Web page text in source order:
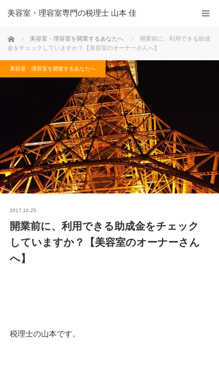
美容室・理容室専門の税理士 山本 佳
ホーム 美容室・理容室を開業するあなたへ
開業前に、利用できる助成
金をチェックしていますか？【美容室のオーナーさんへ】
美容室・理容室を開業するあなたへ
2017.10.25
開業前に、利用できる助成金をチェック
していますか？【美容室のオーナーさん
へ】
税理士の山本です。